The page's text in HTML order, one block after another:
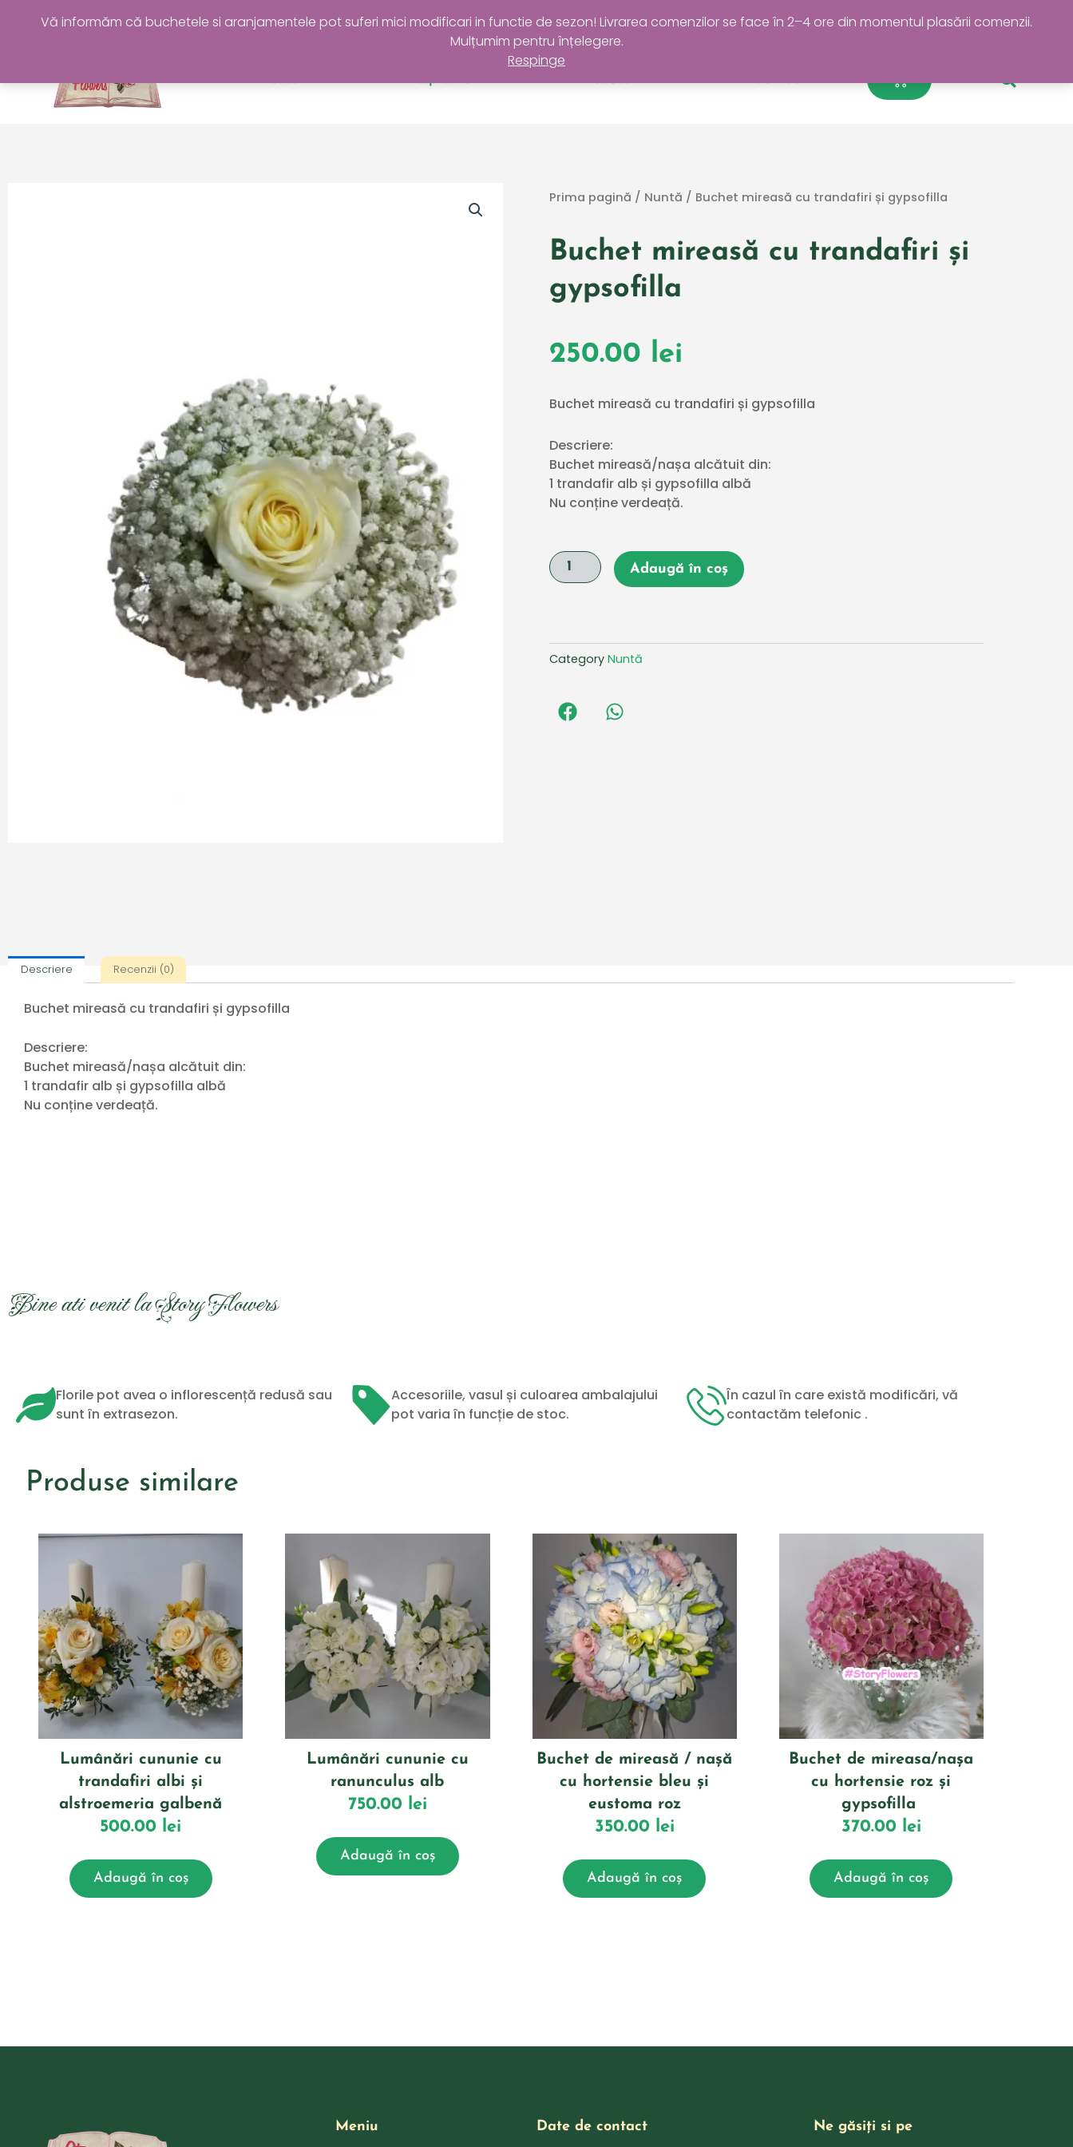
Vă informăm că buchetele si aranjamentele pot suferi mici modificari in functie de sezon! Livrarea comenzilor se face în 2–4 ore din momentul plasării comenzii.
Mulțumim pentru înțelegere.
Respinge
Livrare GRATUITĂ în Sectorul 4 la comenzi de peste 200 lei
Cart
Prima pagină / Nuntă / Buchet mireasă cu trandafiri și gypsofilla
Buchet mireasă cu trandafiri și
gypsofilla
250.00 lei
Buchet mireasă cu trandafiri și gypsofilla
Descriere:
Buchet mireasă/nașa alcătuit din:
1 trandafir alb și gypsofilla albă
Nu conține verdeață.
Cantitate
Buchet
și
gypsofilla
Adaugă în coș
Category Nuntă
Descriere Recenzii (0)
Buchet mireasă cu trandafiri și gypsofilla
Descriere:
Buchet mireasă/nașa alcătuit din:
1 trandafir alb și gypsofilla albă
Nu conține verdeață.
Bine ati venit la Story Flowers
Florile pot avea o inflorescență redusă sau
sunt în extrasezon.
Accesoriile, vasul și culoarea ambalajului
pot varia în funcție de stoc.
În cazul în care există modificări, vă
contactăm telefonic .
Produse similare
Lumânări cununie cu
trandafiri albi și
alstroemeria galbenă
500.00 lei
Adaugă în coș
Lumânări cununie cu
ranunculus alb
750.00 lei
Adaugă în coș
Buchet de mireasă / nașă
cu hortensie bleu și
eustoma roz
350.00 lei
Adaugă în coș
Buchet de mireasa/nașa
cu hortensie roz și
gypsofilla
370.00 lei
Adaugă în coș
Meniu Date de contact Ne găsiți si pe